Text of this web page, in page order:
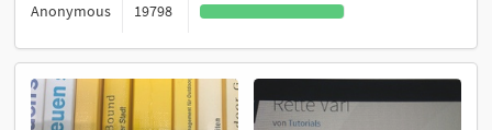
Anonymous 19798